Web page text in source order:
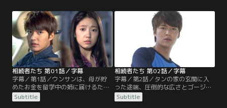
相続者たち 第01話／字幕
字幕／第1話／ウンサンは、母が貯
めたお金を留学中の姉に届けるため
渡米する。だが、アメリカで会った
姉は結婚はおろか、アル中のアメリ
Subtitle
相続者たち 第02話／字幕
字幕／第2話／タンの家の玄関に入
った途端、圧倒的な広さとゴージャ
スなインテリアに驚くウンサン。行
く当てのないウンサンは、タンの家
Subtitle